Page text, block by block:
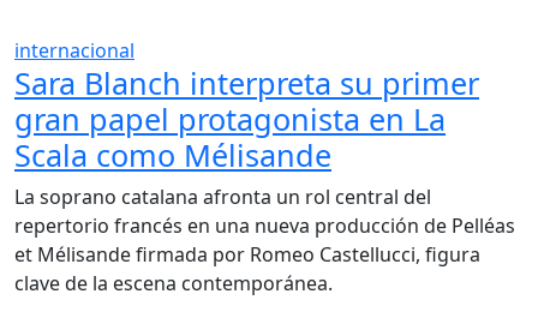
internacional
Sara Blanch interpreta su primer
gran papel protagonista en La
Scala como Mélisande
La soprano catalana afronta un rol central del
repertorio francés en una nueva producción de Pelléas
et Mélisande firmada por Romeo Castellucci, figura
clave de la escena contemporánea.